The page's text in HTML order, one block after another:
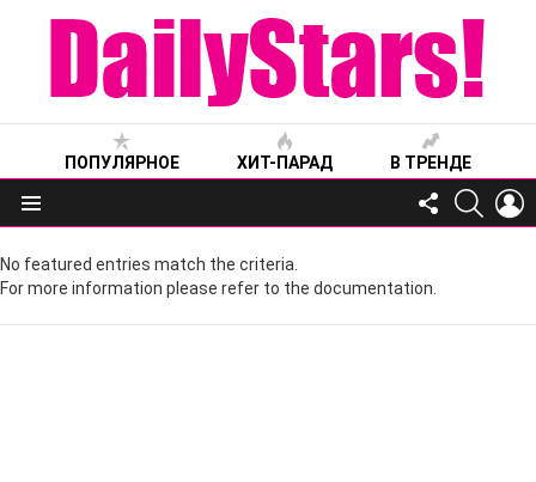
ПОПУЛЯРНОЕ ХИТ-ПАРАД В ТРЕНДЕ
Меню
FOLLOW
US
No featured entries match the criteria.
For more information please refer to the documentation.